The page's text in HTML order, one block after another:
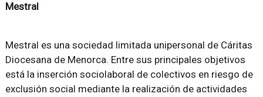
Mestral
Mestral es una sociedad limitada unipersonal de Cáritas
Diocesana de Menorca. Entre sus principales objetivos
está la inserción sociolaboral de colectivos en riesgo de
exclusión social mediante la realización de actividades